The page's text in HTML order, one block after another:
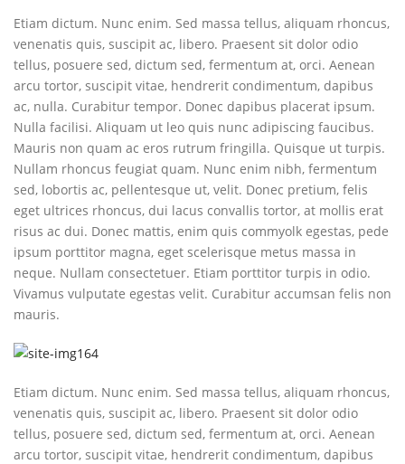
Etiam dictum. Nunc enim. Sed massa tellus, aliquam rhoncus,
venenatis quis, suscipit ac, libero. Praesent sit dolor odio
tellus, posuere sed, dictum sed, fermentum at, orci. Aenean
arcu tortor, suscipit vitae, hendrerit condimentum, dapibus
ac, nulla. Curabitur tempor. Donec dapibus placerat ipsum.
Nulla facilisi. Aliquam ut leo quis nunc adipiscing faucibus.
Mauris non quam ac eros rutrum fringilla. Quisque ut turpis.
Nullam rhoncus feugiat quam. Nunc enim nibh, fermentum
sed, lobortis ac, pellentesque ut, velit. Donec pretium, felis
eget ultrices rhoncus, dui lacus convallis tortor, at mollis erat
risus ac dui. Donec mattis, enim quis commyolk egestas, pede
ipsum porttitor magna, eget scelerisque metus massa in
neque. Nullam consectetuer. Etiam porttitor turpis in odio.
Vivamus vulputate egestas velit. Curabitur accumsan felis non
mauris.
Etiam dictum. Nunc enim. Sed massa tellus, aliquam rhoncus,
venenatis quis, suscipit ac, libero. Praesent sit dolor odio
tellus, posuere sed, dictum sed, fermentum at, orci. Aenean
arcu tortor, suscipit vitae, hendrerit condimentum, dapibus